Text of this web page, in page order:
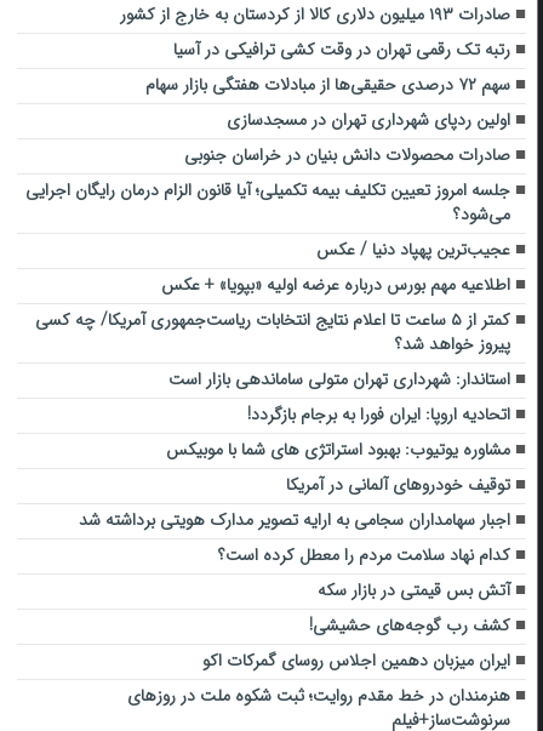
صادرات ۱۹۳ میلیون دلاری کالا از کردستان به خارج از کشور‌
رتبه تک رقمی تهران در وقت کشی ترافیکی در آسیا
سهم ۷۲ درصدی حقیقی‌ها از مبادلات هفتگی بازار سهام
اولین ردپای شهرداری تهران در مسجدسازی
صادرات محصولات دانش‌ بنیان در خراسان جنوبی
جلسه امروز تعیین تکلیف بیمه تکمیلی؛ آیا قانون الزام درمان رایگان اجرایی
می‌شود؟
عجیب‌ترین پهپاد دنیا / عکس
اطلاعیه مهم بورس درباره عرضه اولیه «بپویا» + عکس
کمتر از ۵ ساعت تا اعلام نتایج انتخابات ریاست‌جمهوری آمریکا/ چه کسی
پیروز خواهد شد؟
استاندار: شهرداری تهران متولی ساماندهی بازار است
اتحادیه اروپا: ایران فورا به برجام بازگردد!
مشاوره یوتیوب: بهبود استراتژی های شما با موبیکس
توقیف خودروهای آلمانی در آمریکا
اجبار سهامداران سجامی به ارایه تصویر مدارک هویتی برداشته شد
کدام نهاد سلامت مردم را معطل کرده است؟
آتش بس قیمتی در بازار سکه
کشف رب گوجه‌های حشیشی!
ایران میزبان دهمین اجلاس روسای گمرکات اکو
هنرمندان در خط مقدم روایت؛ ثبت شکوه ملت در روزهای
سرنوشت‌ساز+فیلم